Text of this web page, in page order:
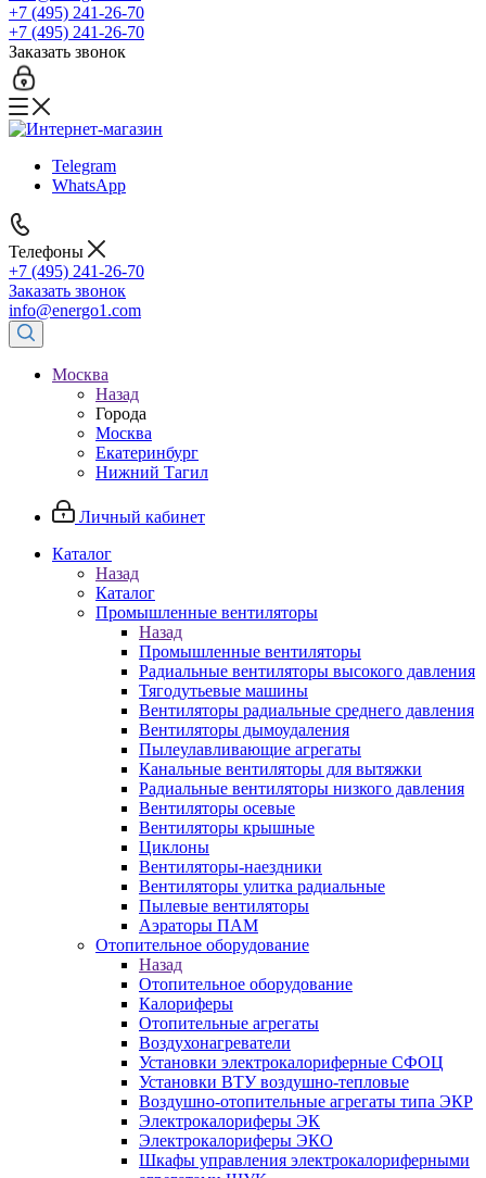
+7 (495) 241-26-70
+7 (495) 241-26-70
Заказать звонок
Telegram
WhatsApp
Телефоны
+7 (495) 241-26-70
Заказать звонок
info@energo1.com
Москва
Назад
Города
Москва
Екатеринбург
Нижний Тагил
Личный кабинет
Каталог
Назад
Каталог
Промышленные вентиляторы
Назад
Промышленные вентиляторы
Радиальные вентиляторы высокого давления
Тягодутьевые машины
Вентиляторы радиальные среднего давления
Вентиляторы дымоудаления
Пылеулавливающие агрегаты
Канальные вентиляторы для вытяжки
Радиальные вентиляторы низкого давления
Вентиляторы осевые
Вентиляторы крышные
Циклоны
Вентиляторы-наездники
Вентиляторы улитка радиальные
Пылевые вентиляторы
Аэраторы ПАМ
Отопительное оборудование
Назад
Отопительное оборудование
Калориферы
Отопительные агрегаты
Воздухонагреватели
Установки электрокалориферные СФОЦ
Установки ВТУ воздушно-тепловые
Воздушно-отопительные агрегаты типа ЭКР
Электрокалориферы ЭК
Электрокалориферы ЭКО
Шкафы управления электрокалориферными